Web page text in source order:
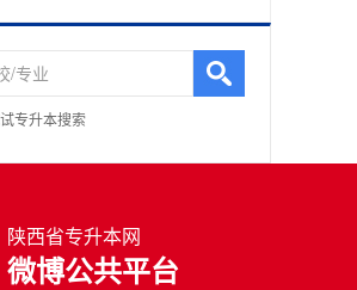
专升本搜索
陕西省专升本网
微博公共平台